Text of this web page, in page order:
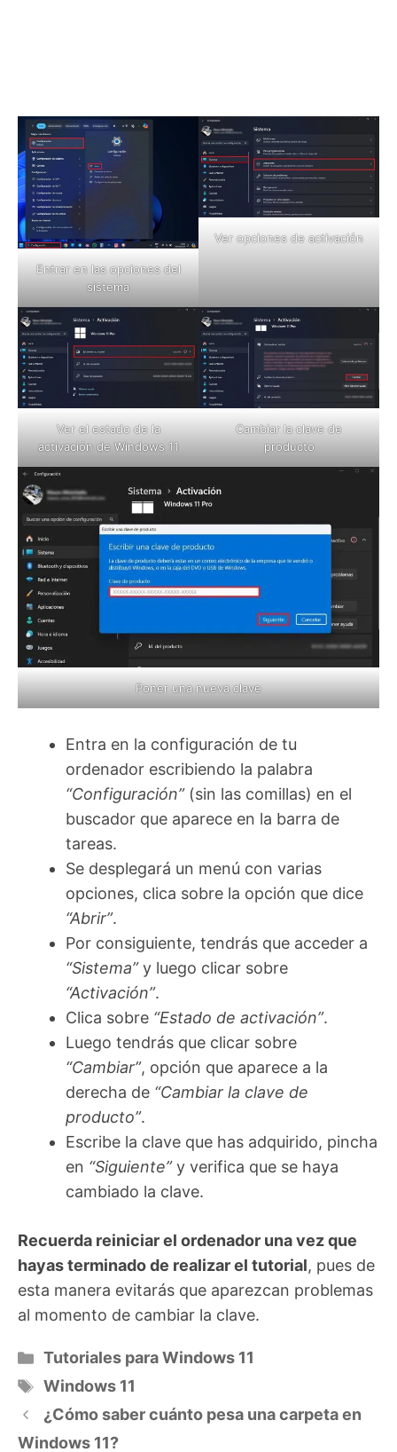
Entrar en las opciones del
sistema
Ver opciones de activación
Ver el estado de la
activación de Windows 11
Cambiar la clave de
producto
Poner una nueva clave
Entra en la configuración de tu
ordenador escribiendo la palabra
“Configuración” (sin las comillas) en el
buscador que aparece en la barra de
tareas.
Se desplegará un menú con varias
opciones, clica sobre la opción que dice
“Abrir”.
Por consiguiente, tendrás que acceder a
“Sistema”y luego clicar sobre
“Activación”.
Clica sobre “Estado de activación”.
Luego tendrás que clicar sobre
“Cambiar”, opción que aparece a la
derecha de “Cambiar la clave de
producto”.
Escribe la clave que has adquirido, pincha
en “Siguiente”y verifica que se haya
cambiado la clave.
Recuerda reiniciar el ordenador una vez que
hayas terminado de realizar el tutorial, pues de
esta manera evitarás que aparezcan problemas
al momento de cambiar la clave.
Categorías
Tutoriales para Windows 11
Etiquetas
Windows 11
¿Cómo saber cuánto pesa una carpeta en
Windows 11?